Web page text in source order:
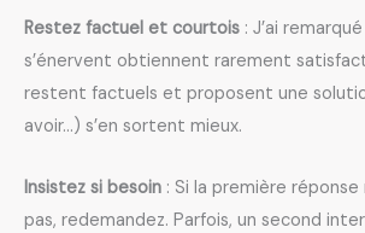
Restez factuel et courtois : J’ai
s’énervent obtiennent rarement
restent factuels et proposent une
avoir…) s’en sortent mieux.
Insistez si besoin : Si la première
pas, redemandez. Parfois, un second